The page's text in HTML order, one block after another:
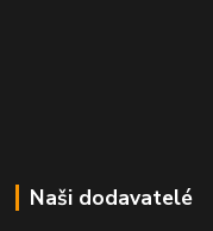
Naši dodavatelé